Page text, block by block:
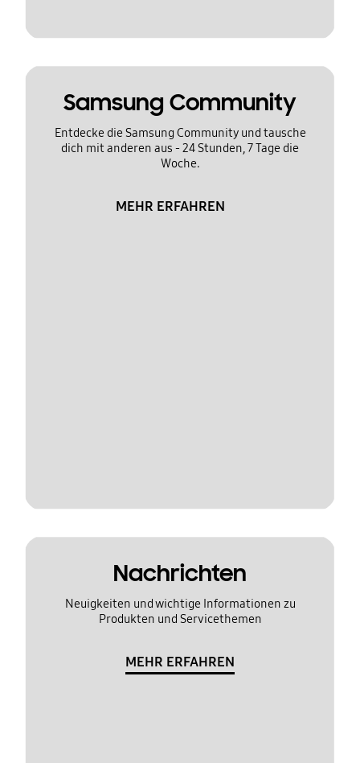
Samsung Community
Entdecke die Samsung Community und tausche
dich mit anderen aus - 24 Stunden, 7 Tage die
Woche.
MEHR ERFAHREN
Nachrichten
Neuigkeiten und wichtige Informationen zu
Produkten und Servicethemen
MEHR ERFAHREN